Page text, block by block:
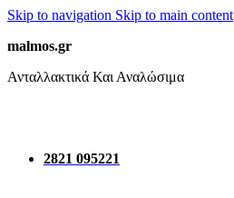
Skip to navigation Skip to main content
malmos.gr
Ανταλλακτικά Και Αναλώσιμα
2821 095221